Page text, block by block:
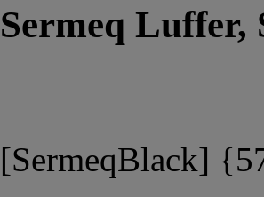
Sermeq Luffer,
[SermeqBlack]